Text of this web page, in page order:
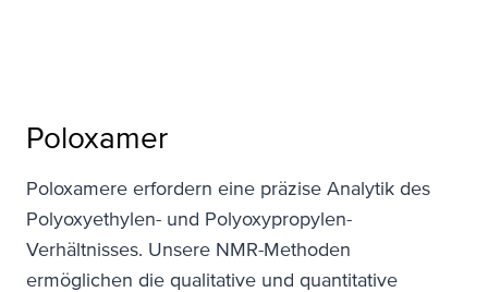
Poloxamer
Poloxamere erfordern eine präzise Analytik des
Polyoxyethylen- und Polyoxypropylen-
Verhältnisses. Unsere NMR-Methoden
ermöglichen die qualitative und quantitative